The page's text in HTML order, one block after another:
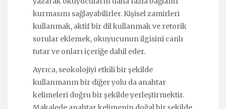
kurmasını sağlayabilirler. Kişisel zamirleri
kullanmak, aktif bir dil kullanmak ve retorik
sorular eklemek, okuyucunun ilgisini canlı
tutar ve onları içeriğe dahil eder.
Ayrıca, seokolojiyi etkili bir şekilde
kullanmanın bir diğer yolu da anahtar
kelimeleri doğru bir şekilde yerleştirmektir.